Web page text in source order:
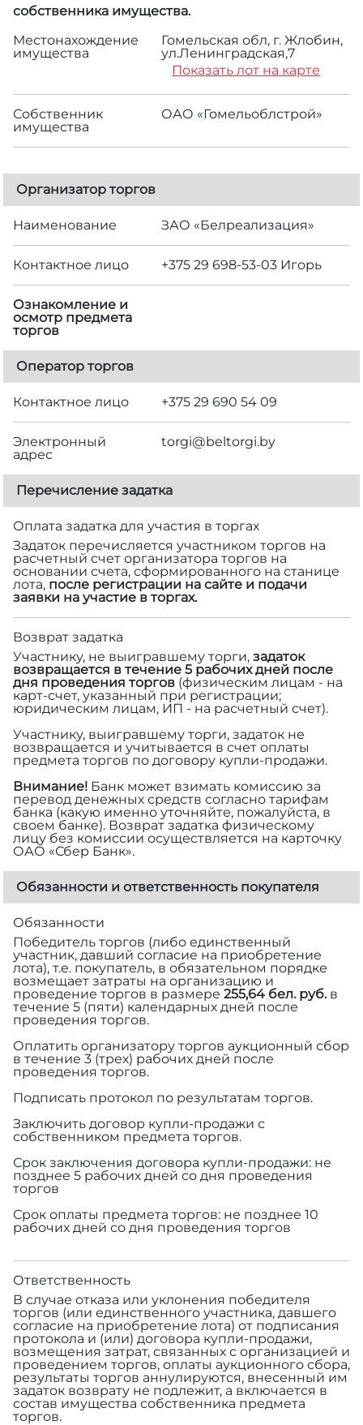
собственника имущества.
Местонахождение
имущества
Гомельская обл, г. Жлобин,
ул.Ленинградская,7
Показать лот на карте
Собственник
имущества
ОАО «Гомельоблстрой»
Организатор торгов
Наименование ЗАО «Белреализация»
Контактное лицо +375 29 698-53-03 Игорь
Ознакомление и
осмотр предмета
торгов
Оператор торгов
Контактное лицо +375 29 690 54 09
Электронный
адрес
torgi@beltorgi.by
Перечисление задатка
Оплата задатка для участия в торгах
Задаток перечисляется участником торгов на
расчетный счет организатора торгов на
основании счета, сформированного на станице
лота, после регистрации на сайте и подачи
заявки на участие в торгах.
Возврат задатка
Участнику, не выигравшему торги, задаток
возвращается в течение 5 рабочих дней после
дня проведения торгов (физическим лицам - на
карт-счет, указанный при регистрации;
юридическим лицам, ИП - на расчетный счет).
Участнику, выигравшему торги, задаток не
возвращается и учитывается в счет оплаты
предмета торгов по договору купли-продажи.
Внимание! Банк может взимать комиссию за
перевод денежных средств согласно тарифам
банка (какую именно уточняйте, пожалуйста, в
своем банке). Возврат задатка физическому
лицу без комиссии осуществляется на карточку
ОАО «Сбер Банк».
Обязанности и ответственность покупателя
Обязанности
Победитель торгов (либо единственный
участник, давший согласие на приобретение
лота), т.е. покупатель, в обязательном порядке
возмещает затраты на организацию и
проведение торгов в размере 255,64 бел. руб.в
течение 5 (пяти) календарных дней после
проведения торгов.
Оплатить организатору торгов аукционный сбор
в течение 3 (трех) рабочих дней после
проведения торгов.
Подписать протокол по результатам торгов.
Заключить договор купли-продажи с
собственником предмета торгов.
Срок заключения договора купли-продажи: не
позднее 5 рабочих дней со дня проведения
торгов
Срок оплаты предмета торгов: не позднее 10
рабочих дней со дня проведения торгов
Ответственность
В случае отказа или уклонения победителя
торгов (или единственного участника, давшего
согласие на приобретение лота) от подписания
протокола и (или) договора купли-продажи,
возмещения затрат, связанных с организацией и
проведением торгов, оплаты аукционного сбора,
результаты торгов аннулируются, внесенный им
задаток возврату не подлежит, а включается в
состав имущества собственника предмета
торгов.